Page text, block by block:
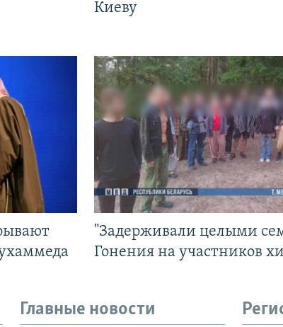
Киеву
"Задерживали целыми
Гонения на участников
Главные новости